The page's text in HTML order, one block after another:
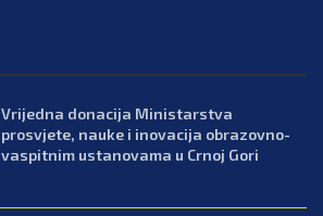
Vrijedna donacija Ministarstva
prosvjete, nauke i inovacija obrazovno-
vaspitnim ustanovama u Crnoj Gori